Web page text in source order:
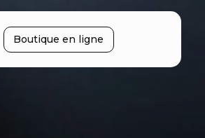
Boutique en ligne